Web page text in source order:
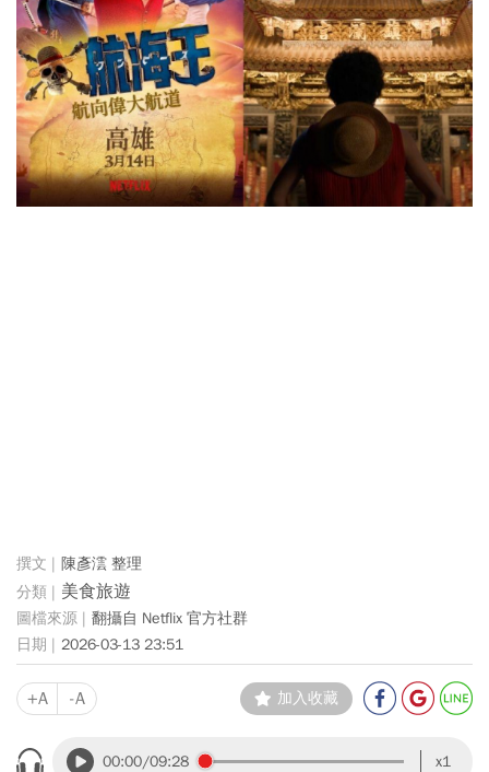
陳彥澐 整理
美食旅遊
翻攝自 Netflix 官方社群
2026-03-13 23:51
+A -A 加入收藏
00:00/09:28 x1